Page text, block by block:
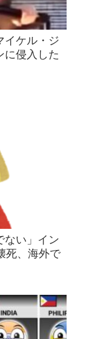
イケル・ジ
に侵入した
ない」イン
死、海外で